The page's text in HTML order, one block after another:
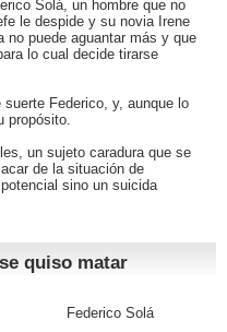
Solá, un hombre que no
le despide y su novia Irene
no puede aguantar más y que
lo cual decide tirarse
Federico, y, aunque lo
propósito.
un sujeto caradura que se
de la situación de
sino un suicida
quiso matar
Federico Solá